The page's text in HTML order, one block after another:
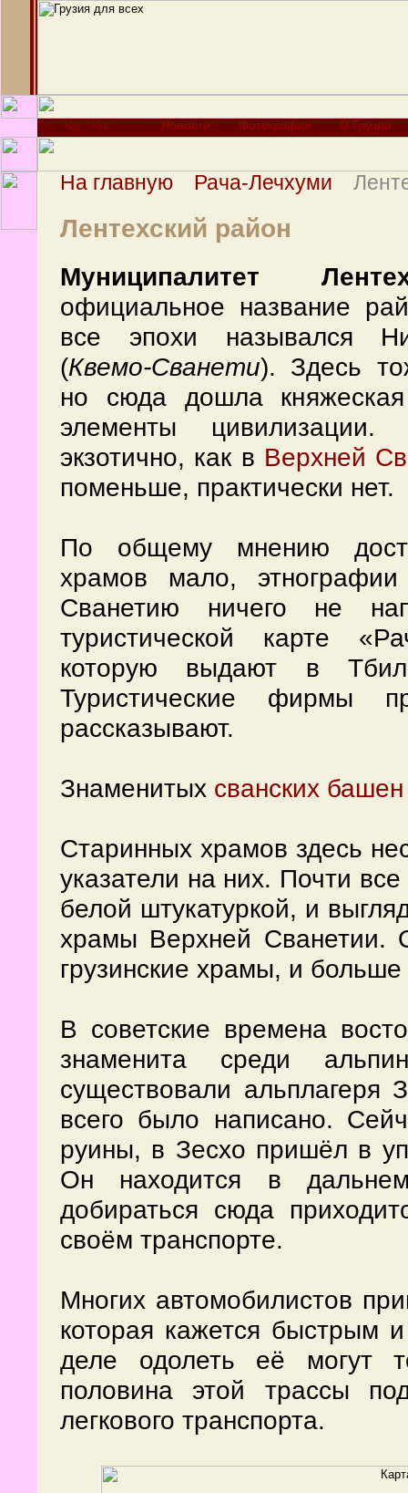
Новости Фотографии О Грузии
На главную Рача-Лечхуми
Лентехский район
Муниципалитет
официальное название
все эпохи назывался
(Квемо-Сванети). Здесь
но сюда дошла
элементы
экзотично, как в Верхней
поменьше, практически нет.
По общему мнению
храмов мало,
Сванетию ничего не
туристической карте
которую выдают в
Туристические фирмы
рассказывают.
Знаменитых сванских башен
Старинных храмов здесь
указатели на них. Почти
белой штукатуркой, и
храмы Верхней
грузинские храмы, и
В советские времена
знаменита среди
существовали
всего было написано.
руины, в Зесхо пришёл в
Он находится в
добираться сюда
своём транспорте.
Многих автомобилистов
которая кажется быстрым
деле одолеть её могут
половина этой трассы
легкового транспорта.